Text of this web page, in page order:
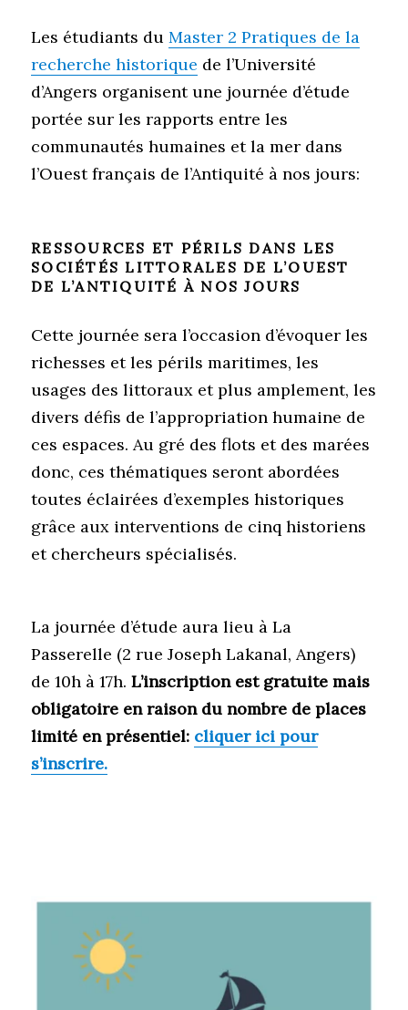
Les étudiants duMaster 2 Pratiques de la
recherche historique de l’Université
d’Angers organisent une journée d’étude
portée sur les rapports entre les
communautés humaines et la mer dans
l’Ouest français de l’Antiquité à nos jours:
RESSOURCES ET PÉRILS DANS LES
SOCIÉTÉS LITTORALES DE L’OUEST
DE L’ANTIQUITÉ À NOS JOURS
Cette journée sera l’occasion d’évoquer les
richesses et les périls maritimes, les
usages des littoraux et plus amplement, les
divers défis de l’appropriation humaine de
ces espaces. Au gré des flots et des marées
donc, ces thématiques seront abordées
toutes éclairées d’exemples historiques
grâce aux interventions de cinq historiens
et chercheurs spécialisés.
La journée d’étude aura lieu à La
Passerelle (2 rue Joseph Lakanal, Angers)
de 10h à 17h.L’inscription est gratuite mais
obligatoire en raison du nombre de places
limité en présentiel: cliquer ici pour
s’inscrire.